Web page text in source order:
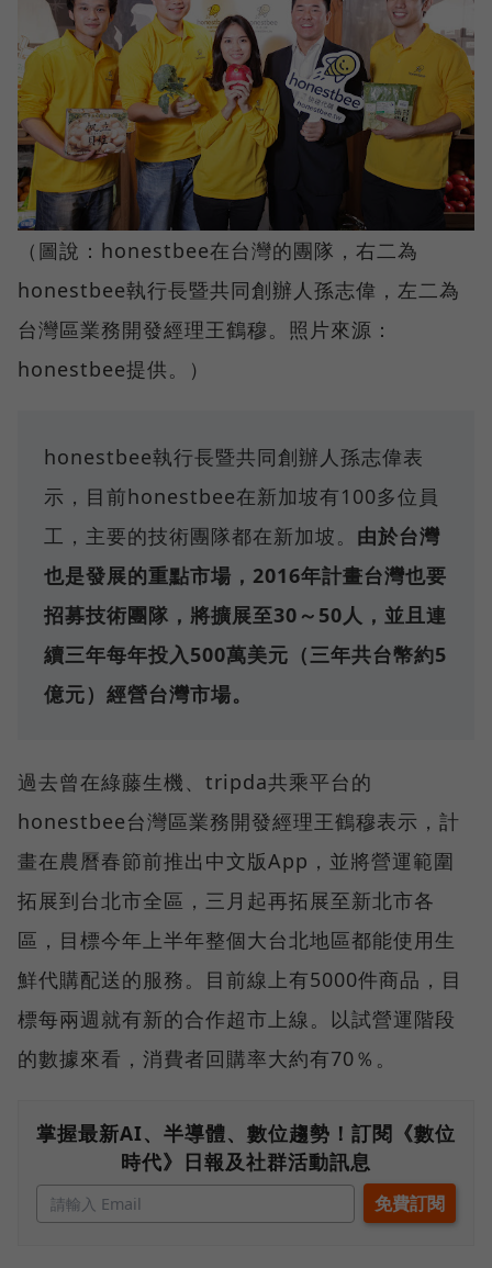
（圖說：honestbee在台灣的團隊，右二為
honestbee執行長暨共同創辦人孫志偉，左二為
台灣區業務開發經理王鶴穆。照片來源：
honestbee提供。）
honestbee執行長暨共同創辦人孫志偉表
示，目前honestbee在新加坡有100多位員
工，主要的技術團隊都在新加坡。 由於台灣
也是發展的重點市場，2016年計畫台灣也要
招募技術團隊，將擴展至30～50人，並且連
續三年每年投入500萬美元（三年共台幣約5
億元）經營台灣市場。
過去曾在綠藤生機、tripda共乘平台的
honestbee台灣區業務開發經理王鶴穆表示，計
畫在農曆春節前推出中文版App，並將營運範圍
拓展到台北市全區，三月起再拓展至新北市各
區，目標今年上半年整個大台北地區都能使用生
鮮代購配送的服務。目前線上有5000件商品，目
標每兩週就有新的合作超市上線。以試營運階段
的數據來看，消費者回購率大約有70％。
掌握最新AI、半導體、數位趨勢！訂閱《數位
時代》日報及社群活動訊息